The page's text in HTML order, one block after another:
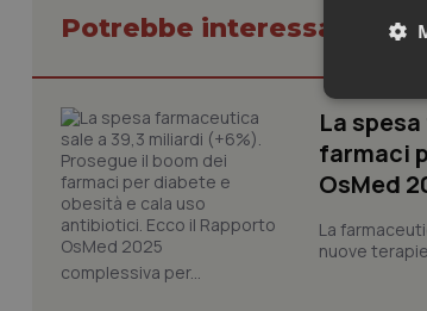
Potrebbe interessarti in
La
farmaci
OsMed
La
nuove
complessiva per...